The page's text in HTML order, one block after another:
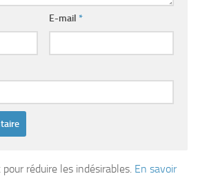
E-mail *
réduire les indésirables. En savoir